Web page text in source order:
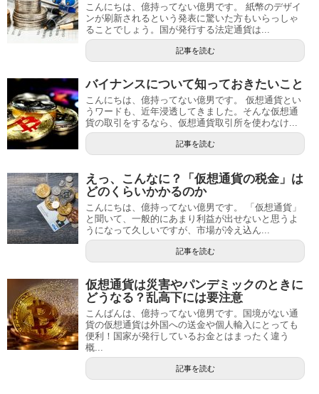
こんにちは、億持ってない億男です。 紙幣のデザイ
ンが刷新されるという発表に驚いた方もいらっしゃ
ることでしょう。国が発行する法定通貨は...
記事を読む
バイナンスについて知っておきたいこと
こんにちは、億持ってない億男です。 仮想通貨とい
うワードも、近年浸透してきました。そんな仮想通
貨の取引をするなら、仮想通貨取引所を使わなけ...
記事を読む
えっ、こんなに？「仮想通貨の税金」は
どのくらいかかるのか
こんにちは、億持ってない億男です。 「仮想通貨」
と聞いて、一般的にあまり利益が出せないと思うよ
うになって久しいですが、市場が冷え込ん...
記事を読む
仮想通貨は災害やパンデミックのときに
どうなる？乱高下には要注意
こんばんは、億持ってない億男です。国境がない通
貨の仮想通貨は外国への送金や個人輸入にとっても
便利！国家が発行しているお金とはまったく違う
概...
記事を読む